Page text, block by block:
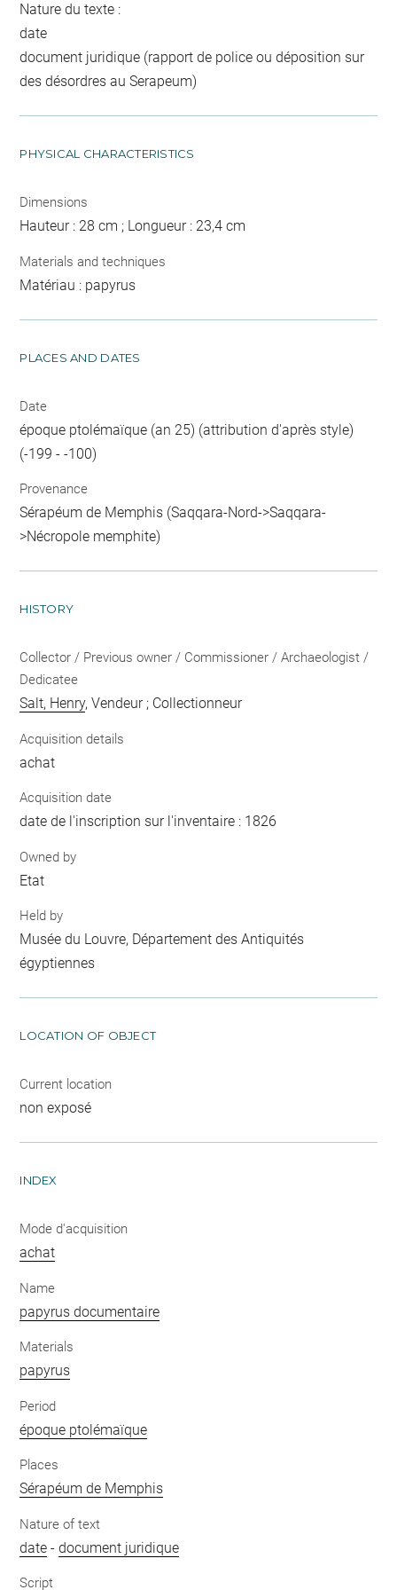
Nature du texte :
date
document juridique (rapport de police ou déposition sur
des désordres au Serapeum)
PHYSICAL CHARACTERISTICS
Dimensions
Hauteur : 28 cm ; Longueur : 23,4 cm
Materials and techniques
Matériau : papyrus
PLACES AND DATES
Date
époque ptolémaïque (an 25) (attribution d'après style)
(-199 - -100)
Provenance
Sérapéum de Memphis (Saqqara-Nord->Saqqara-
>Nécropole memphite)
HISTORY
Collector / Previous owner / Commissioner / Archaeologist /
Dedicatee
Salt, Henry, Vendeur ; Collectionneur
Acquisition details
achat
Acquisition date
date de l'inscription sur l'inventaire : 1826
Owned by
Etat
Held by
Musée du Louvre, Département des Antiquités
égyptiennes
LOCATION OF OBJECT
Current location
non exposé
INDEX
Mode d'acquisition
achat
Name
papyrus documentaire
Materials
papyrus
Period
époque ptolémaïque
Places
Sérapéum de Memphis
Nature of text
date -document juridique
Script